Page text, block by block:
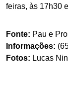
feiras, às 17h30
Fonte: Pau e
Informações:
Fotos: Lucas